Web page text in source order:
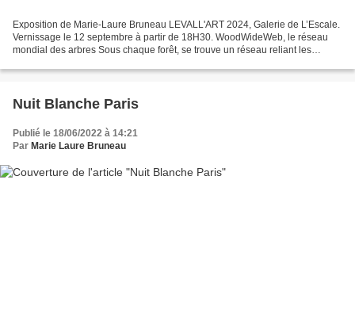
Exposition de Marie-Laure Bruneau LEVALL'ART 2024, Galerie de L’Escale.
Vernissage le 12 septembre à partir de 18H30. WoodWideWeb, le réseau
mondial des arbres Sous chaque forêt, se trouve un réseau reliant les
Nuit Blanche Paris
Publié le 18/06/2022 à 14:21
Par Marie Laure Bruneau